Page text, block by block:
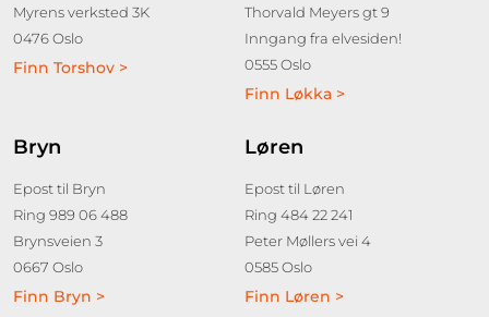
Myrens verksted 3K
0476 Oslo
Finn Torshov >
Thorvald Meyers gt 9
Inngang fra elvesiden!
0555 Oslo
Finn Løkka >
Bryn
Epost til Bryn
Ring 989 06 488
Brynsveien 3
0667 Oslo
Finn Bryn >
Løren
Epost til Løren
Ring 484 22 241
Peter Møllers vei 4
0585 Oslo
Finn Løren >